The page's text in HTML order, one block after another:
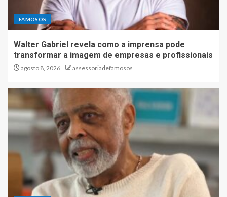
FAMOSOS
Walter Gabriel revela como a imprensa pode
transformar a imagem de empresas e profissionais
agosto 8, 2026 assessoriadefamosos